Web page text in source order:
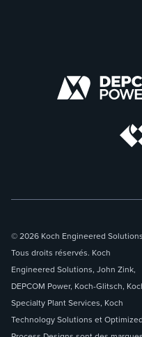
© 2026 Koch Engineered
Tous droits réservés. Koch
Engineered Solutions, John Zink,
DEPCOM Power, Koch-Glitsch,
Specialty Plant Services, Koch
Technology Solutions et Optimized